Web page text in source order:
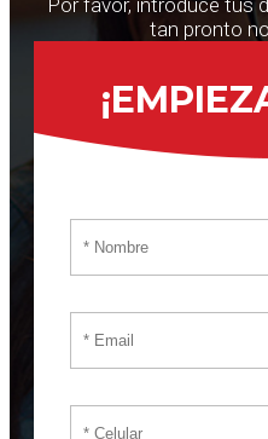
Por favor, introduce tus
tan pronto